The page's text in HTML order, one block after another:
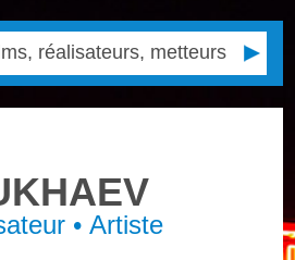
• Artiste